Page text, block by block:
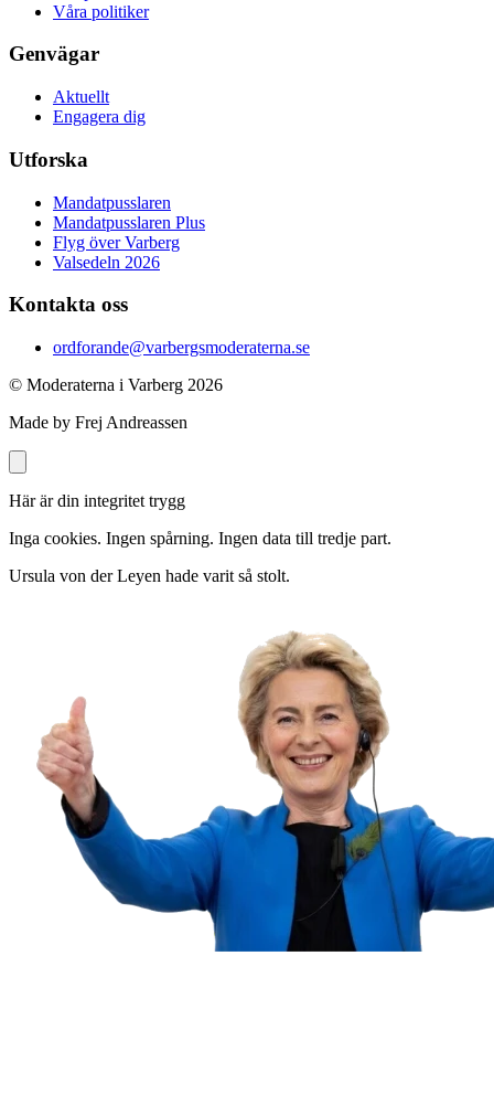
Våra politiker
Genvägar
Aktuellt
Engagera dig
Utforska
Mandatpusslaren
Mandatpusslaren Plus
Flyg över Varberg
Valsedeln 2026
Kontakta oss
ordforande@varbergsmoderaterna.se
© Moderaterna i Varberg 2026
Made by Frej Andreassen
Här är din integritet trygg
Inga cookies. Ingen spårning. Ingen data till tredje part.
Ursula von der Leyen hade varit så stolt.